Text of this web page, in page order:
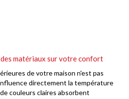
des matériaux sur votre confort
de votre maison n'est pas
directement la température
couleurs claires absorbent